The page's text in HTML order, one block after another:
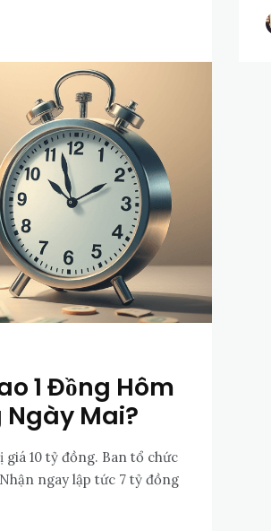
1 Đồng Hôm
Ngày Mai?
10 tỷ đồng. Ban tổ chức
ngay lập tức 7 tỷ đồng